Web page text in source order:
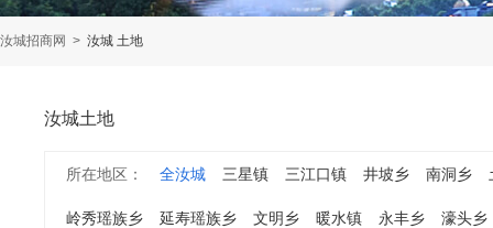
汝城招商网 > 汝城 土地
汝城土地
所在地区： 全汝城 三星镇 三江口镇 井坡乡 南洞乡
岭秀瑶族乡 延寿瑶族乡 文明乡 暖水镇 永丰乡 濠头乡